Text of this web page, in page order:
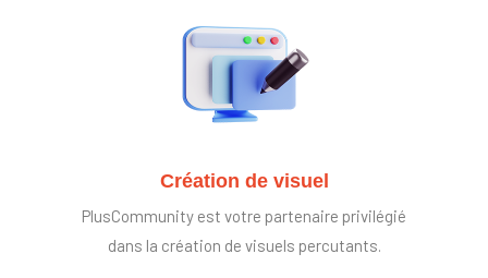
Création de visuel
PlusCommunity est votre partenaire privilégié
dans la création de visuels percutants.